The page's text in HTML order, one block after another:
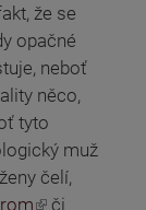
že se
opačné
neboť
něco,
tyto
muž
čelí,
či